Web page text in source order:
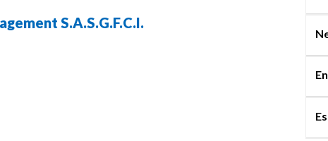
S.A.S.G.F.C.I.